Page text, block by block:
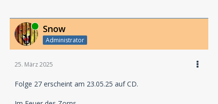
Online Snow
Administrator
25. März 2025
Folge 27 erscheint am 23.05.25 auf CD.